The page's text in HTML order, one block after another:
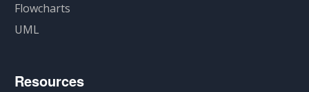
Flowcharts
UML
Resources